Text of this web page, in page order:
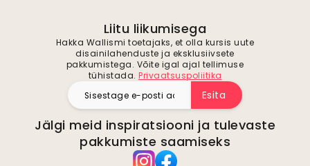
Liitu liikumisega
Hakka Wallismi toetajaks, et olla kursis uute
disainilahenduste ja eksklusiivsete
pakkumistega. Võite igal ajal tellimuse
tühistada. Privaatsuspoliitika
Esita
Jälgi meid inspiratsiooni ja tulevaste
pakkumiste saamiseks